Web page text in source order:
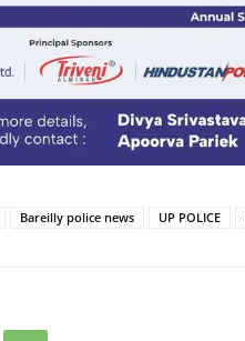
Bareilly police news UP POLICE